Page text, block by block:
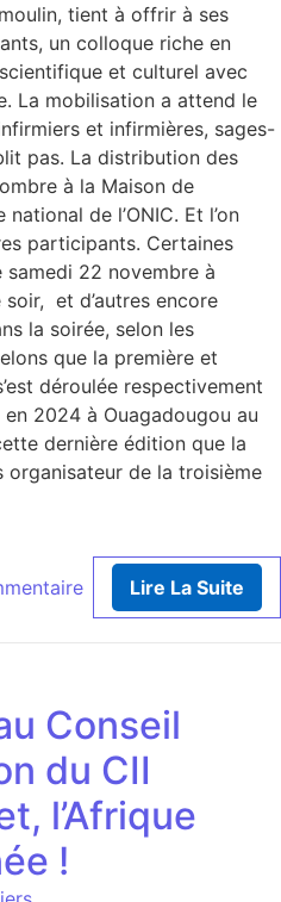
tient à offrir à ses
un colloque riche en
et culturel avec
La mobilisation a attend le
et infirmières, sages-
pas. La distribution des
à la Maison de
de l’ONIC. Et l’on
participants. Certaines
22 novembre à
soir, et d’autres encore
la soirée, selon les
que la première et
déroulée respectivement
2024 à Ouagadougou au
dernière édition que la
organisateur de la troisième
Lire La Suite
Conseil
du CII
l’Afrique
!